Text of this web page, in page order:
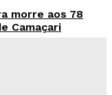
morre aos 78
Camaçari